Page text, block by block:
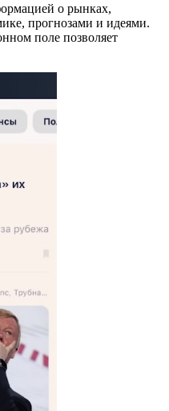
о рынках,
прогнозами и идеями.
поле позволяет